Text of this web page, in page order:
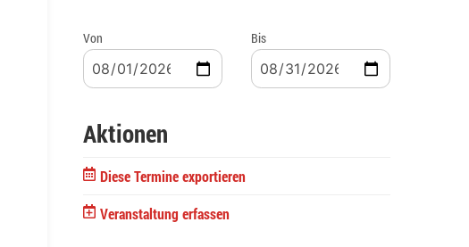
Von Bis
Aktionen
Diese Termine exportieren
Veranstaltung erfassen